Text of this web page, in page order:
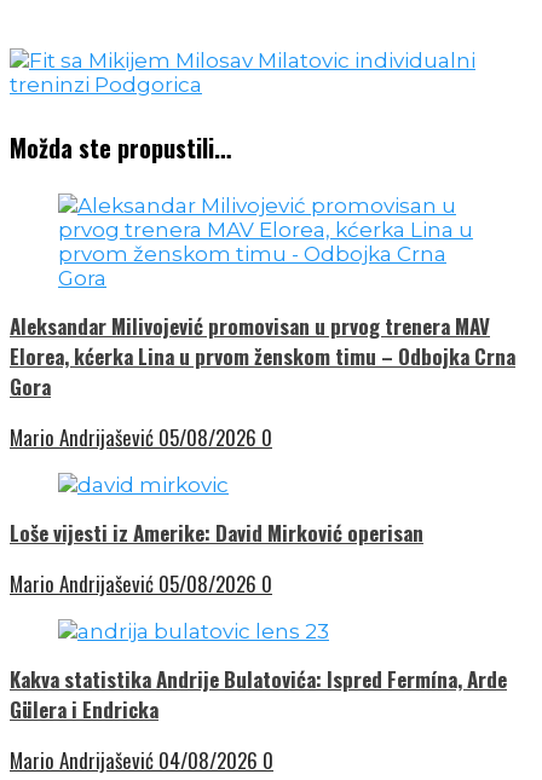
Možda ste propustili…
Aleksandar Milivojević promovisan u prvog trenera MAV
Elorea, kćerka Lina u prvom ženskom timu – Odbojka Crna
Gora
Mario Andrijašević 05/08/2026 0
Loše vijesti iz Amerike: David Mirković operisan
Mario Andrijašević 05/08/2026 0
Kakva statistika Andrije Bulatovića: Ispred Fermína, Arde
Gülera i Endricka
Mario Andrijašević 04/08/2026 0